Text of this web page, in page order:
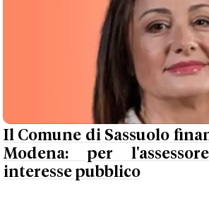
Il Comune di Sassuolo
Modena: per
interesse pubblico